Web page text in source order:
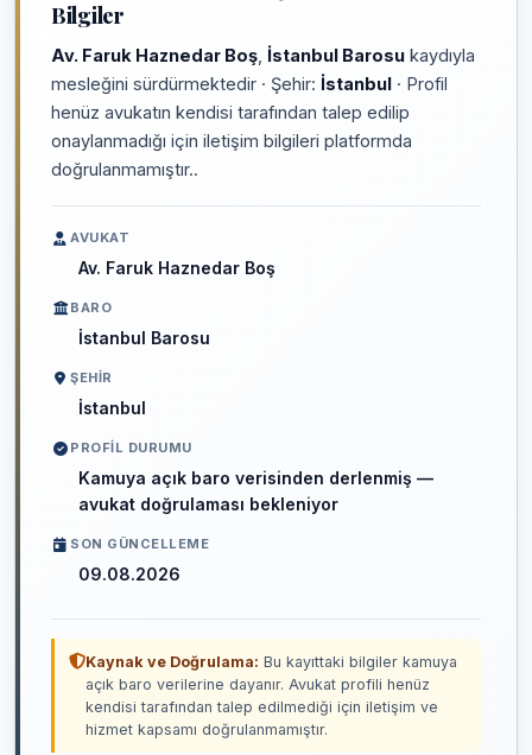
Bilgiler
Av. Faruk Haznedar Boş İstanbul Barosu kaydıyla
mesleğini sürdürmektedir · Şehir: İstanbul · Profil
henüz avukatın kendisi tarafından talep edilip
onaylanmadığı için iletişim bilgileri platformda
doğrulanmamıştır..
AVUKAT
Av. Faruk Haznedar Boş
BARO
İstanbul Barosu
ŞEHIR
İstanbul
PROFIL DURUMU
Kamuya açık baro verisinden derlenmiş —
avukat doğrulaması bekleniyor
SON GÜNCELLEME
09.08.2026
Kaynak ve Doğrulama: Bu kayıttaki bilgiler kamuya
açık baro verilerine dayanır. Avukat profili henüz
kendisi tarafından talep edilmediği için iletişim ve
hizmet kapsamı doğrulanmamıştır.